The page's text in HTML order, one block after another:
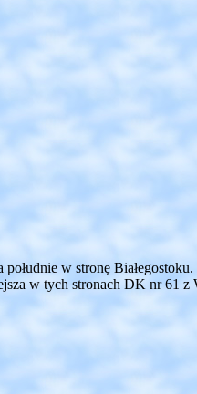
w stronę
w tych stronach DK nr 61 z